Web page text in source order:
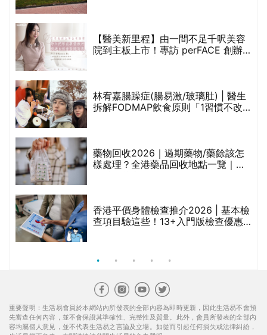
【醫美新里程】由一間不足千呎美容
院到主板上市！專訪 perFACE 創辦
林宥嘉腸躁症(腸易激/玻璃肚) | 醫生
拆解FODMAP飲食原則「1習慣不改
藥物回收2026｜過期藥物/藥餘該怎
樣處理？全港藥品回收地點一覽｜屈
香港平價身體檢查推介2026 | 基本檢
查項目驗這些！13+入門版檢查優惠
重要聲明：生活易會員於本網站內所發表的全部內容為即時更新，因此生活易不會預
先審查任何內容，並不會保證其準確性、完整性及質量。此外，會員所發表的全部內
容均屬個人意見，並不代表生活易之言論及立場。如從而引起任何損失或法律糾紛，